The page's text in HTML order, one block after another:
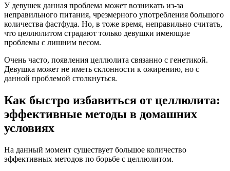
У девушек данная проблема может возникать из-за
неправильного питания, чрезмерного употребления большого
количества фастфуда. Но, в тоже время, неправильно считать,
что целлюлитом страдают только девушки имеющие
проблемы с лишним весом.
Очень часто, появления целлюлита связанно с генетикой.
Девушка может не иметь склонности к ожирению, но с
данной проблемой столкнуться.
Как быстро избавиться от целлюлита:
эффективные методы в домашних
условиях
На данный момент существует большое количество
эффективных методов по борьбе с целлюлитом.